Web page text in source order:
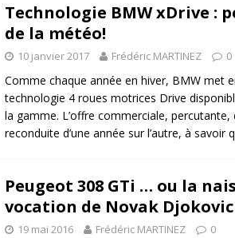
Technologie BMW xDrive :
de la météo!
10 janvier 2017 Frédéric MARTINEZ 0
Comme chaque année en hiver, BMW met
technologie 4 roues motrices Drive
la gamme. L’offre commerciale,
reconduite d’une année sur l’autre, à savoir
Peugeot 308 GTi … ou la
vocation de Novak Djokovic
19 mai 2016 Frédéric MARTINEZ 0